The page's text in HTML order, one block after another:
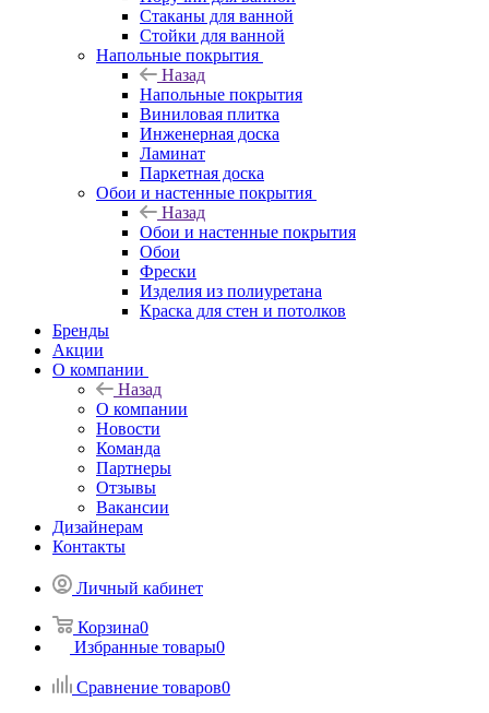
Стаканы для ванной
Стойки для ванной
Напольные покрытия
Назад
Напольные покрытия
Виниловая плитка
Инженерная доска
Ламинат
Паркетная доска
Обои и настенные покрытия
Назад
Обои и настенные покрытия
Обои
Фрески
Изделия из полиуретана
Краска для стен и потолков
Бренды
Акции
О компании
Назад
О компании
Новости
Команда
Партнеры
Отзывы
Вакансии
Дизайнерам
Контакты
Личный кабинет
Корзина0
Избранные товары0
Сравнение товаров0